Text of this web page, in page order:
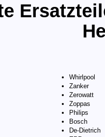
Whirlpool
Zanker
Zerowatt
Zoppas
Philips
Bosch
De-Dietrich